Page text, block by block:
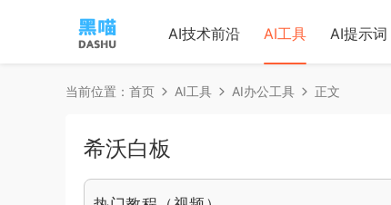
AI技术前沿 AI工具 AI提示词
当前位置： 首页 AI工具 AI办公工具 正文
希沃白板